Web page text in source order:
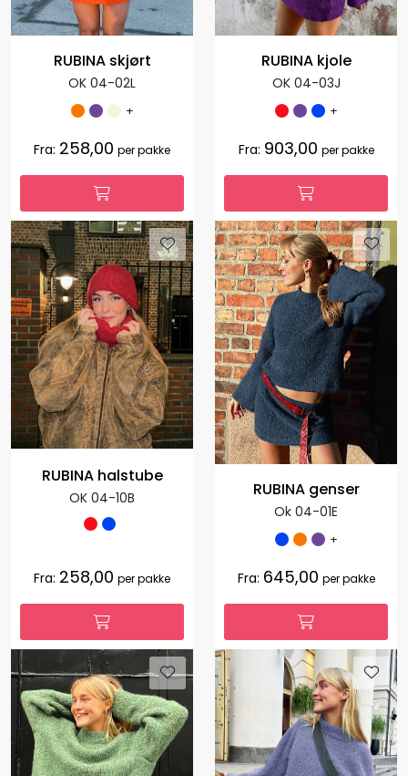
RUBINA skjørt
OK 04-02L
+
Fra: 258,00 per pakke
RUBINA kjole
OK 04-03J
+
Fra: 903,00 per pakke
RUBINA halstube
OK 04-10B
Fra: 258,00 per pakke
RUBINA genser
Ok 04-01E
+
Fra: 645,00 per pakke